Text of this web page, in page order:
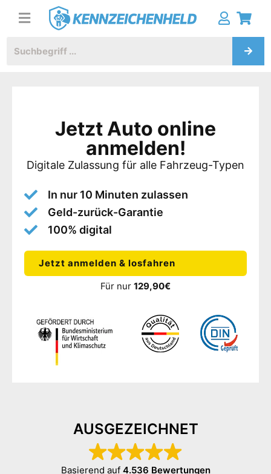
Jetzt Auto online
anmelden!
Digitale Zulassung für alle Fahrzeug-Typen
In nur 10 Minuten zulassen
Geld-zurück-Garantie
100% digital
Jetzt anmelden & losfahren
Für nur 129,90€
AUSGEZEICHNET
Basierend auf 4.536 Bewertungen